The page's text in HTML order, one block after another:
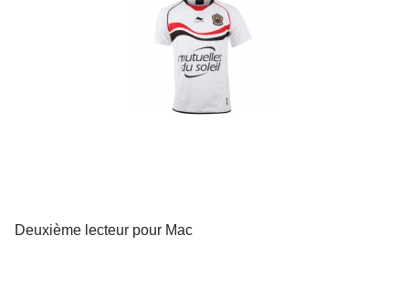
Deuxième lecteur pour Mac